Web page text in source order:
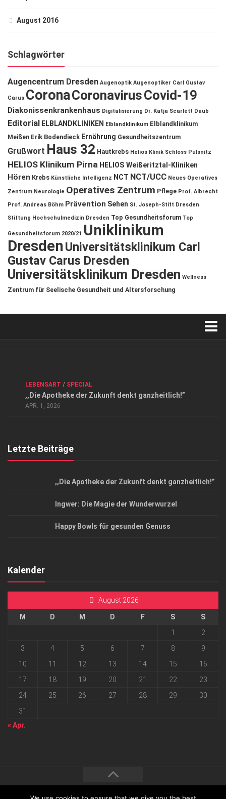
August 2016
Schlagwörter
Augencentrum Dresden Augenoptik Augenoptiker Carl Gustav
Carus CoronaCoronavirusCovid-19
Diakonissenkrankenhaus Digitalisierung Dr. Katja Scarlett Daub
Editorial ELBLANDKLINIKEN Elblandklinikum Elblandklinikum
Meißen Erik Bodendieck Ernährung Gesundheitszentrum
Grußwort Haus 32 Hautkrebs Helios Klinik Schloss Pulsnitz
HELIOS Klinikum Pirna HELIOS Weißeritztal-Kliniken
Hören Krebs Künstliche Intelligenz NCT NCT/UCC Neues Operatives
Zentrum Neurologie Operatives Zentrum Pflege Prof. Albrecht
Prof. Andreas Böhm Prävention Sehen St. Joseph-Stift Dresden
Stiftung Hochschulmedizin Dresden Top Gesundheitsforum Top
Gesundheitsforum 2020/21 Uniklinikum
DresdenUniversitätsklinikum Carl
Gustav Carus Dresden
Universitätsklinikum Dresden Wellness
Zentrum für Seelische Gesundheit und Altersforschung
Datenschutzerklärung
Top Magazin Dresden / Ostsachsen
LEBENSART / SPECIAL
,,Die Apotheke der Zukunft denkt ganzheitlich!”
APR. 1, 2026
Letzte Beiträge
,,Die Apotheke der Zukunft denkt ganzheitlich!”
Ingwer: Die Magie der Wunderwurzel
Happy Bowls für gesunden Genuss
Kalender
August 2026
M D M D F S
S
1
2
3
4 5 6 7 8
9
10
11 12 13 14 15
16
17
18 19 20 21 22
23
24
25 26 27 28 29
30
31
« Apr.